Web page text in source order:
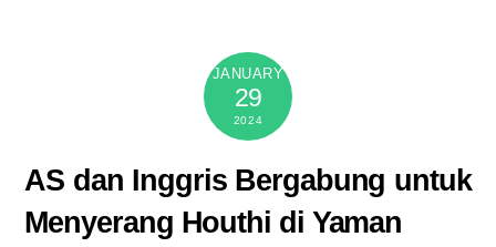
JANUARY
29
2024
AS dan Inggris Bergabung untuk
Menyerang Houthi di Yaman